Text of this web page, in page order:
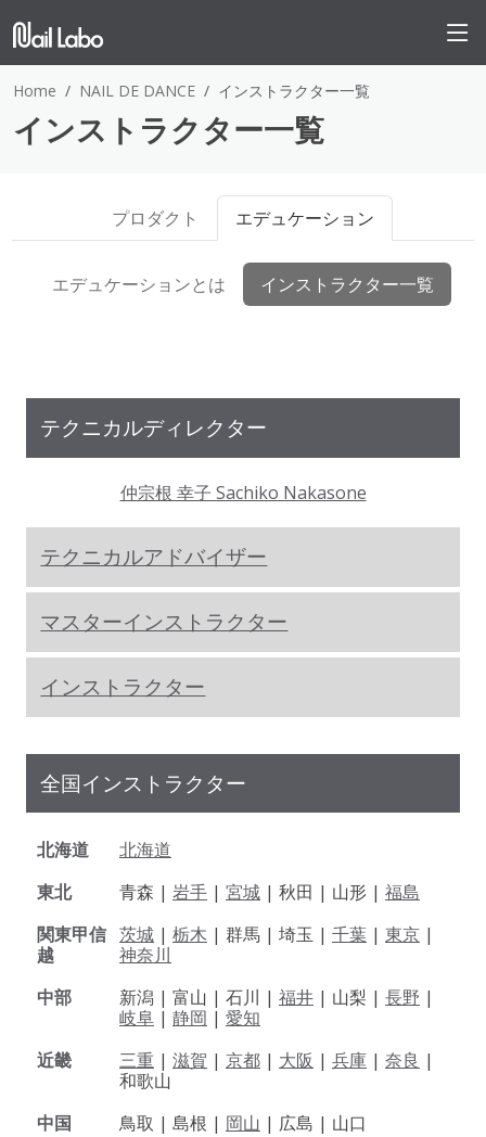
Home NAIL DE DANCE インストラクター一覧
インストラクター一覧
プロダクト エデュケーション
エデュケーションとは インストラクター一覧
テクニカルディレクター
仲宗根 幸子 Sachiko Nakasone
テクニカルアドバイザー
マスターインストラクター
インストラクター
全国インストラクター
北海道
北海道
東北
青森 | 岩手 | 宮城 | 秋田 | 山形 | 福島
関東甲信
越
茨城 | 栃木 | 群馬 | 埼玉 | 千葉 | 東京 |
神奈川
中部
新潟 | 富山 | 石川 | 福井 | 山梨 | 長野 |
岐阜 | 静岡 | 愛知
近畿
三重 | 滋賀 | 京都 | 大阪 | 兵庫 | 奈良 |
和歌山
中国
鳥取 | 島根 | 岡山 | 広島 | 山口